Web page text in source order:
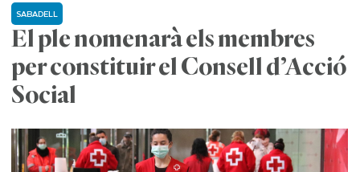
El ple nomenarà els membres
per constituir el Consell d’Acció
Social
SABADELL